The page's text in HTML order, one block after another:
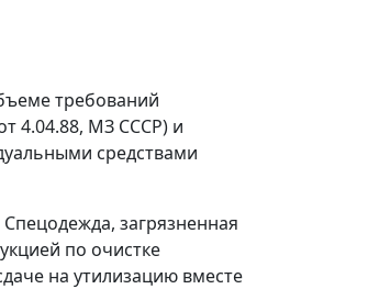
требований
4.04.88, МЗ СССР) и
средствами
загрязненная
по очистке
на утилизацию вместе